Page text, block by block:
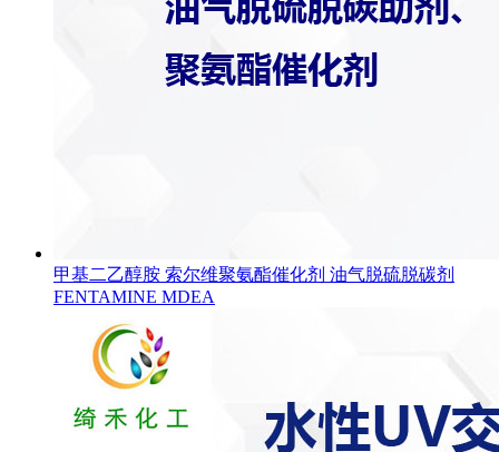
甲基二乙醇胺 索尔维聚氨酯催化剂 油气脱硫脱碳剂
FENTAMINE MDEA